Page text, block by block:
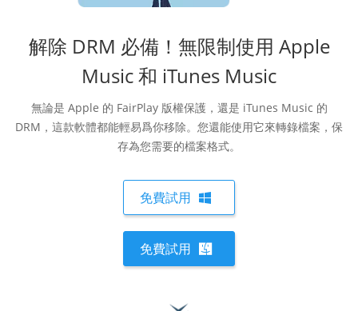
解除 DRM 必備！無限制使用 Apple
Music 和 iTunes Music
無論是 Apple 的 FairPlay 版權保護，還是 iTunes Music 的
DRM，這款軟體都能輕易爲你移除。您還能使用它來轉錄檔案，保
存為您需要的檔案格式。
免費試用
免費試用